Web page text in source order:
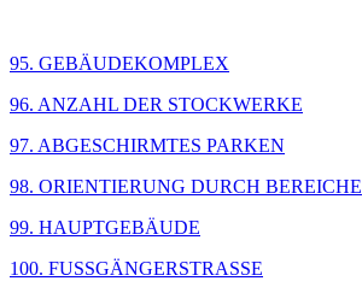
95. GEBÄUDEKOMPLEX
96. ANZAHL DER STOCKWERKE
97. ABGESCHIRMTES PARKEN
98. ORIENTIERUNG DURCH BEREICHE
99. HAUPTGEBÄUDE
100. FUSSGÄNGERSTRASSE